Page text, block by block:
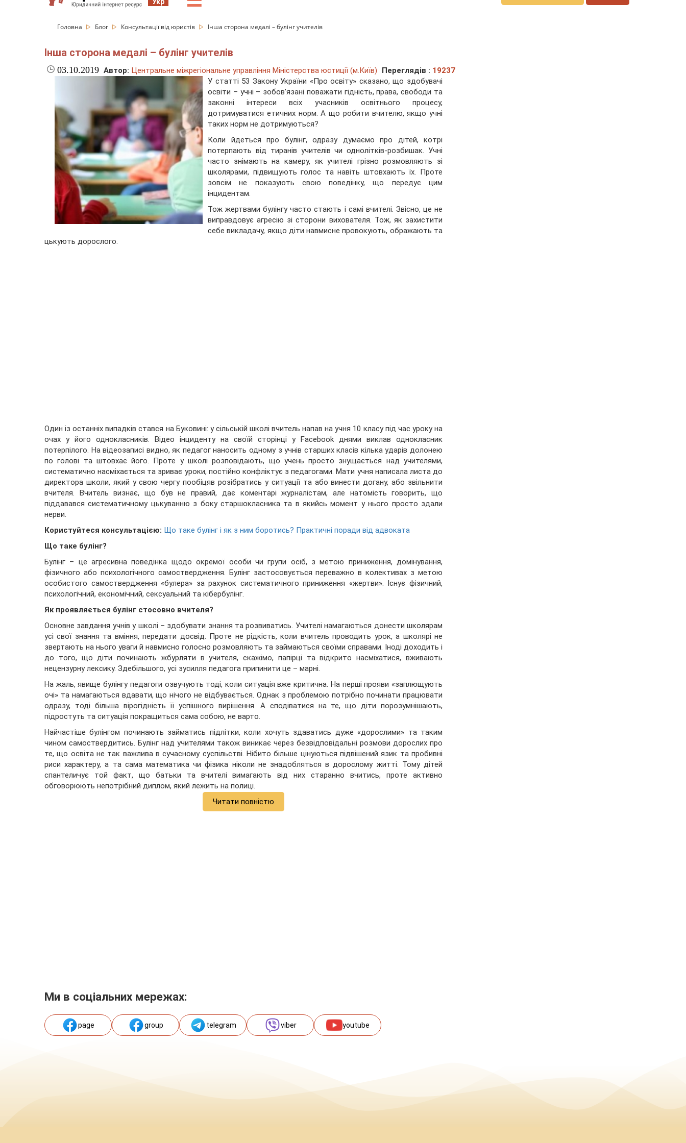
Головна Блог Консультації від юристів Інша сторона медалі – булінг учителів
Інша сторона медалі – булінг учителів
03.10.2019 Автор: Центральне міжрегіональне управління Міністерства юстиції (м.Київ) Переглядів : 19237
У статті 53 Закону України «Про освіту» сказано, що здобувачі
освіти – учні – зобов’язані поважати гідність, права, свободи та
законні інтереси всіх учасників освітнього процесу,
дотримуватися етичних норм. А що робити вчителю, якщо учні
таких норм не дотримуються?
Коли йдеться про булінг, одразу думаємо про дітей, котрі
потерпають від тиранів учителів чи однолітків-розбишак. Учні
часто знімають на камеру, як учителі грізно розмовляють зі
школярами, підвищують голос та навіть штовхають їх. Проте
зовсім не показують свою поведінку, що передує цим
інцидентам.
Тож жертвами булінгу часто стають і самі вчителі. Звісно, це не
виправдовує агресію зі сторони вихователя. Тож, як захистити
себе викладачу, якщо діти навмисне провокують, ображають та
цькують дорослого.
Один із останніх випадків стався на Буковині: у сільській школі вчитель напав на учня 10 класу під час уроку на
очах у його однокласників. Відео інциденту на своїй сторінці у Facebook днями виклав однокласник
потерпілого. На відеозаписі видно, як педагог наносить одному з учнів старших класів кілька ударів долонею
по голові та штовхає його. Проте у школі розповідають, що учень просто знущається над учителями,
систематично насміхається та зриває уроки, постійно конфліктує з педагогами. Мати учня написала листа до
директора школи, який у свою чергу пообіцяв розібратись у ситуації та або винести догану, або звільнити
вчителя. Вчитель визнає, що був не правий, дає коментарі журналістам, але натомість говорить, що
піддавався систематичному цькуванню з боку старшокласника та в якийсь момент у нього просто здали
нерви.
Користуйтеся консультацією: Що таке булінг і як з ним боротись? Практичні поради від адвоката
Що таке булінг?
Булінг – це агресивна поведінка щодо окремої особи чи групи осіб, з метою приниження, домінування,
фізичного або психологічного самоствердження. Булінг застосовується переважно в колективах з метою
особистого самоствердження «булера» за рахунок систематичного приниження «жертви». Існує фізичний,
психологічний, економічний, сексуальний та кібербулінг.
Як проявляється булінг стосовно вчителя?
Основне завдання учнів у школі – здобувати знання та розвиватись. Учителі намагаються донести школярам
усі свої знання та вміння, передати досвід. Проте не рідкість, коли вчитель проводить урок, а школярі не
звертають на нього уваги й навмисно голосно розмовляють та займаються своїми справами. Іноді доходить і
до того, що діти починають жбурляти в учителя, скажімо, папірці та відкрито насміхатися, вживають
нецензурну лексику. Здебільшого, усі зусилля педагога припинити це – марні.
На жаль, явище булінгу педагоги озвучують тоді, коли ситуація вже критична. На перші прояви «заплющують
очі» та намагаються вдавати, що нічого не відбувається. Однак з проблемою потрібно починати працювати
одразу, тоді більша вірогідність її успішного вирішення. А сподіватися на те, що діти порозумнішають,
підростуть та ситуація покращиться сама собою, не варто.
Найчастіше булінгом починають займатись підлітки, коли хочуть здаватись дуже «дорослими» та таким
чином самоствердитись. Булінг над учителями також виникає через безвідповідальні розмови дорослих про
те, що освіта не так важлива в сучасному суспільстві. Нібито більше цінуються підвішений язик та пробивні
риси характеру, а та сама математика чи фізика ніколи не знадобляться в дорослому житті. Тому дітей
спантеличує той факт, що батьки та вчителі вимагають від них старанно вчитись, проте активно
обговорюють непотрібний диплом, який лежить на полиці.
Читати повністю
Ми в соціальних мережах:
page group telegram viber youtube